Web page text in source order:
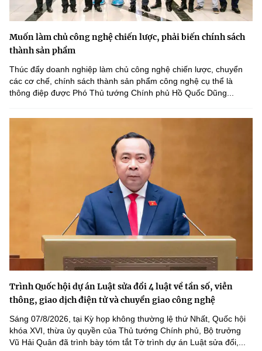
Muốn làm chủ công nghệ chiến lược, phải biến chính sách
thành sản phẩm
Thúc đẩy doanh nghiệp làm chủ công nghệ chiến lược, chuyển
các cơ chế, chính sách thành sản phẩm công nghệ cụ thể là
thông điệp được Phó Thủ tướng Chính phủ Hồ Quốc Dũng...
Trình Quốc hội dự án Luật sửa đổi 4 luật về tần số, viễn
thông, giao dịch điện tử và chuyển giao công nghệ
Sáng 07/8/2026, tại Kỳ họp không thường lệ thứ Nhất, Quốc hội
khóa XVI, thừa ủy quyền của Thủ tướng Chính phủ, Bộ trưởng
Vũ Hải Quân đã trình bày tóm tắt Tờ trình dự án Luật sửa đổi,...